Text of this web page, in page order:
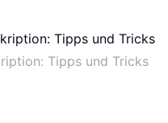
Tipps und Tricks